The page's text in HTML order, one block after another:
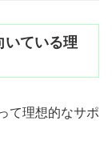
いている理
て理想的なサポ